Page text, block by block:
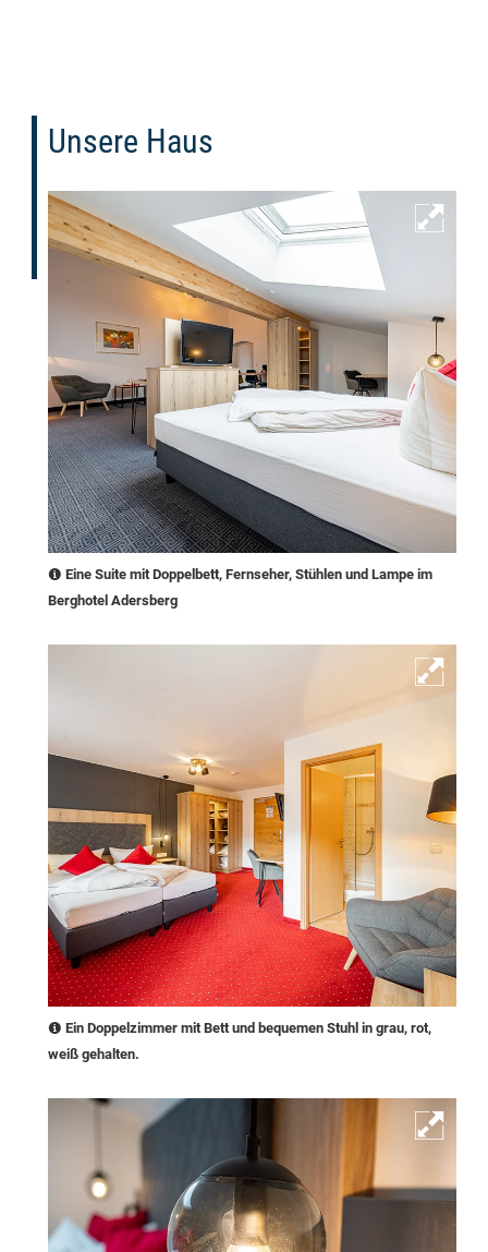
Unsere Haus
Eine Suite mit Doppelbett, Fernseher, Stühlen und Lampe im
Berghotel Adersberg
Ein Doppelzimmer mit Bett und bequemen Stuhl in grau, rot,
weiß gehalten.